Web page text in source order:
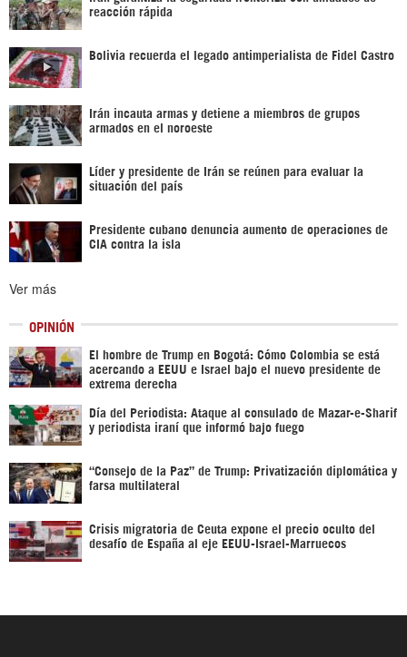
reacción rápida
Bolivia recuerda el legado antimperialista de Fidel Castro
Irán incauta armas y detiene a miembros de grupos
armados en el noroeste
Líder y presidente de Irán se reúnen para evaluar la
situación del país
Presidente cubano denuncia aumento de operaciones de
CIA contra la isla
Ver más
OPINIÓN
El hombre de Trump en Bogotá: Cómo Colombia se está
acercando a EEUU e Israel bajo el nuevo presidente de
extrema derecha
Día del Periodista: Ataque al consulado de Mazar-e-Sharif
y periodista iraní que informó bajo fuego
“Consejo de la Paz” de Trump: Privatización diplomática y
farsa multilateral
Crisis migratoria de Ceuta expone el precio oculto del
desafío de España al eje EEUU-Israel-Marruecos